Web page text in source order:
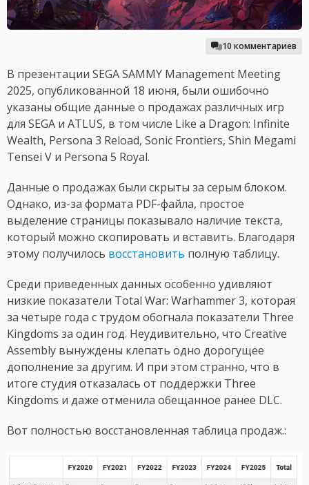
10 комментариев
В презентации SEGA SAMMY Management Meeting
2025, опубликованной 18 июня, были ошибочно
указаны общие данные о продажах различных игр
для SEGA и ATLUS, в том числе Like a Dragon: Infinite
Wealth, Persona 3 Reload, Sonic Frontiers, Shin Megami
Tensei V и Persona 5 Royal.
Данные о продажах были скрыты за серым блоком.
Однако, из-за формата PDF-файла, простое
выделение страницы показывало наличие текста,
который можно скопировать и вставить. Благодаря
этому получилось восстановить полную таблицу.
Среди приведенных данных особенно удивляют
низкие показатели Total War: Warhammer 3, которая
за четыре года с трудом обогнала показатели Three
Kingdoms за один год. Неудивительно, что Creative
Assembly вынуждены клепать одно дорогущее
дополнение за другим. И при этом странно, что в
итоге студия отказалась от поддержки Three
Kingdoms и даже отменила обещанное ранее DLC.
Вот полностью восстановленная таблица продаж.: